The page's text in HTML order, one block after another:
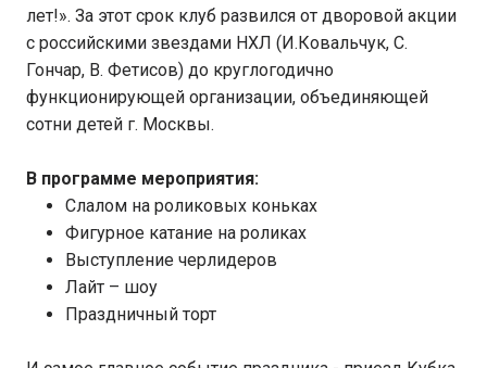
лет!». За этот срок клуб развился от дворовой акции
с российскими звездами НХЛ (И.Ковальчук, С.
Гончар, В. Фетисов) до круглогодично
функционирующей организации, объединяющей
сотни детей г. Москвы.
В программе мероприятия:
Слалом на роликовых коньках
Фигурное катание на роликах
Выступление черлидеров
Лайт – шоу
Праздничный торт